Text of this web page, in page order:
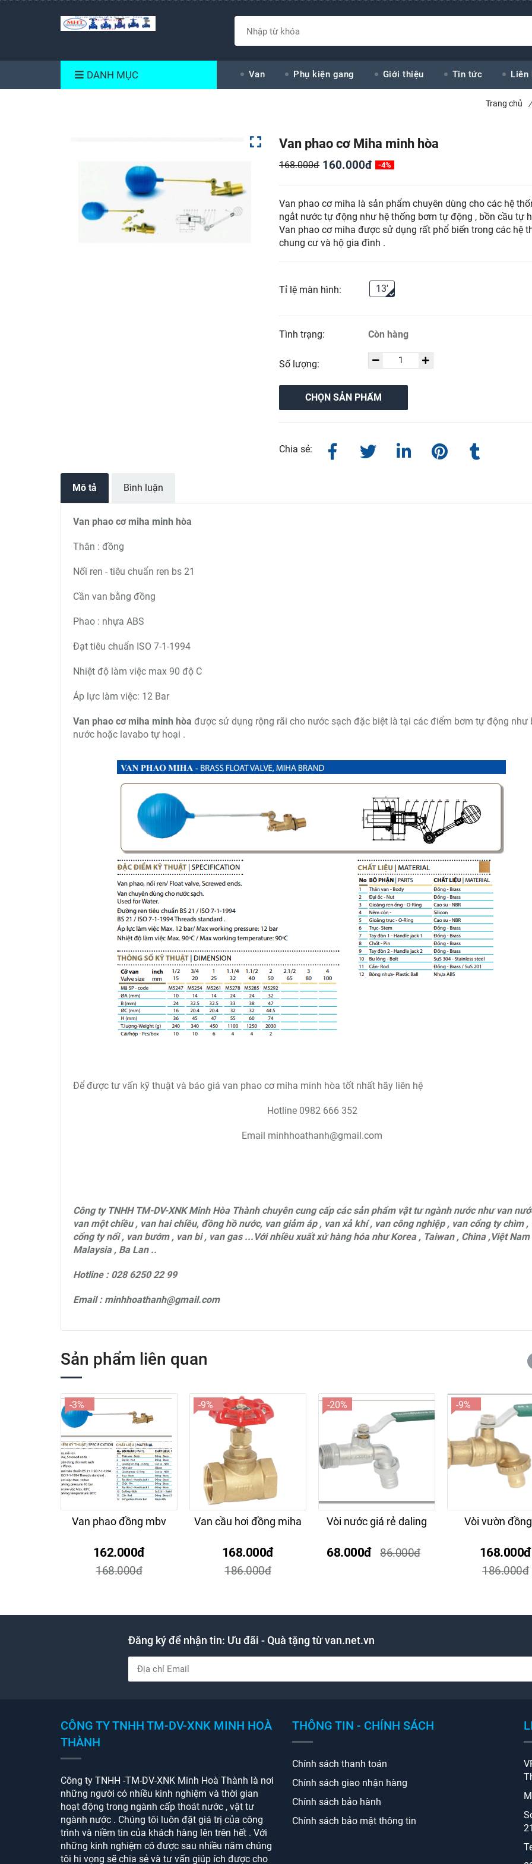
DANH MỤC Van Phụ kiện gang Giới thiệu Tin tức Liên
Trang chủ /
Van phao cơ Miha minh hòa
168.000đ 160.000đ -4%
Van phao cơ miha là sản phẩm chuyên dùng cho các hệ
ngắt nước tự động như hệ thống bơm tự động , bồn cầu tự
Van phao cơ miha được sử dụng rất phổ biến trong các hệ
chung cư và hộ gia đình .
Tỉ lệ màn hình: 13'
Tình trạng: Còn hàng
Số lượng:
CHỌN SẢN PHẨM
Chia sẻ:
Mô tả Bình luận
Van phao cơ miha minh hòa
Thân : đồng
Nối ren - tiêu chuẩn ren bs 21
Cần van bằng đồng
Phao : nhựa ABS
Đạt tiêu chuẩn ISO 7-1-1994
Nhiệt độ làm việc max 90 độ C
Áp lực làm việc: 12 Bar
Van phao cơ miha minh hòa được sử dụng rộng rãi cho nước sạch đặc biệt là tại các điểm bơm tự động như
nước hoặc lavabo tự hoại .
Để được tư vấn kỹ thuật và báo giá van phao cơ miha minh hòa tốt nhất hãy liên hệ
Hotline 0982 666 352
Email minhhoathanh@gmail.com
Công ty TNHH TM-DV-XNK Minh Hòa Thành chuyên cung cấp các sản phẩm vật tư ngành nước như van
van một chiều , van hai chiều, đồng hồ nước, van giảm áp , van xả khí , van công nghiệp , van cổng ty chìm ,
cổng ty nổi , van bướm , van bi , van gas ...Với nhiều xuất xứ hàng hóa như Korea , Taiwan , China ,Việt Nam
Malaysia , Ba Lan ..
Hotline : 028 6250 22 99
Email : minhhoathanh@gmail.com
Sản phẩm liên quan
-3%
Van phao đồng mbv
162.000đ
168.000đ
-9%
Van cầu hơi đồng miha
168.000đ
186.000đ
-20%
Vòi nước giá rẻ daling
68.000đ 86.000đ
-9%
Vòi vườn
168.000đ
186.000đ
Đăng ký để nhận tin: Ưu đãi - Quà tặng từ van.net.vn
CÔNG TY TNHH TM-DV-XNK MINH HOÀ
THÀNH
Công ty TNHH -TM-DV-XNK Minh Hoà Thành là nơi
những người có nhiều kinh nghiệm và thời gian
hoạt động trong ngành cấp thoát nước , vật tư
ngành nước . Chúng tôi luôn đặt giá trị của công
trình và niềm tin của khách hàng lên trên hết . Với
những kinh nghiệm có được sau nhiều năm chúng
tôi hi vọng sẽ chia sẻ và tư vấn giúp ích được cho
THÔNG TIN - CHÍNH SÁCH
Chính sách thanh toán
Chính sách giao nhận hàng
Chính sách bảo hành
Chính sách bảo mật thông tin